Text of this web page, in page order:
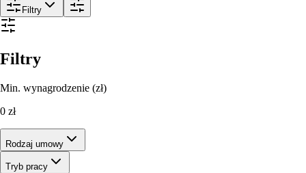
Filtry
Filtry
Min. wynagrodzenie (zł)
0 zł
Rodzaj umowy
Tryb pracy